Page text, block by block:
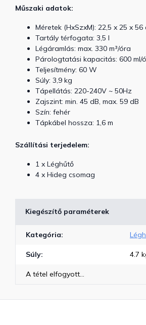
Műszaki adatok:
Méretek (HxSzxM): 22,5 x 25 x 56
Tartály térfogata: 3,5 l
Légáramlás: max. 330 m³/óra
Párologtatási kapacitás: 600 ml/
Teljesítmény: 60 W
Súly: 3,9 kg
Tápellátás: 220-240V ~ 50Hz
Zajszint: min. 45 dB, max. 59 dB
Szín: fehér
Tápkábel hossza: 1,6 m
Szállítási terjedelem:
1 x Léghűtő
4 x Hideg csomag
Kiegészítő paraméterek
Kategória:
Súly: 4.7
A tétel elfogyott…